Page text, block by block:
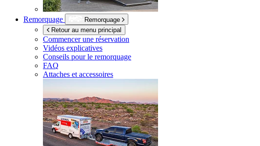
Remorquage
Remorquage
Retour au menu principal
Commencer une réservation
Vidéos explicatives
Conseils pour le remorquage
FAQ
Attaches et accessoires